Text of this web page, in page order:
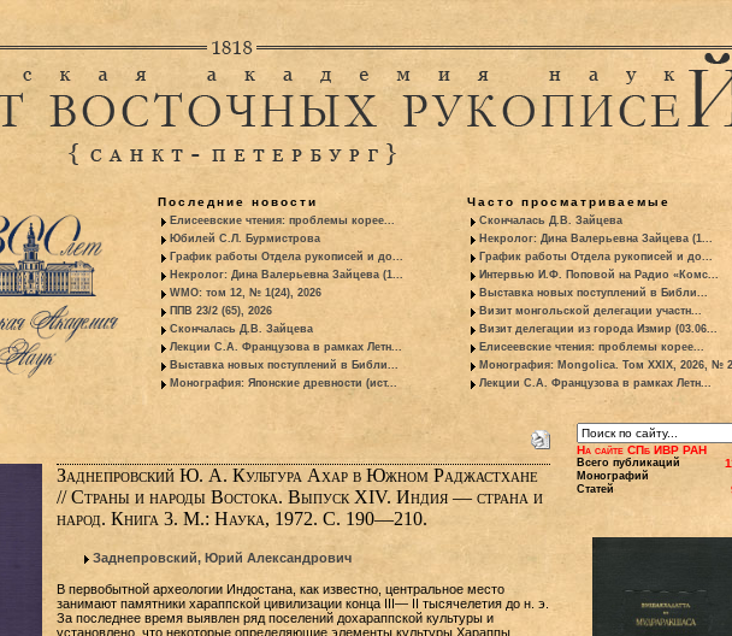
Последние новости
Елисеевские чтения: проблемы корее...
Юбилей С.Л. Бурмистрова
График работы Отдела рукописей и до...
Некролог: Дина Валерьевна Зайцева (1...
WMO: том 12, № 1(24), 2026
ППВ 23/2 (65), 2026
Скончалась Д.В. Зайцева
Лекции С.А. Французова в рамках Летн...
Выставка новых поступлений в Библи...
Монография: Японские древности (ист...
Часто просматриваемые
Скончалась Д.В. Зайцева
Некролог: Дина Валерьевна Зайцева (1...
График работы Отдела рукописей и до...
Интервью И.Ф. Поповой на Радио «Комс...
Выставка новых поступлений в Библи...
Визит монгольской делегации участн...
Визит делегации из города Измир (03.06...
Елисеевские чтения: проблемы корее...
Монография: Mongolica. Том XXIX, 2026, № 2
Лекции С.А. Французова в рамках Летн...
Заднепровский Ю. А. Культура Ахар в Южном Раджастхане
// Страны и народы Востока. Выпуск XIV. Индия — страна и
народ. Книга 3. М.: Наука, 1972. С. 190—210.
Заднепровский, Юрий Александрович
В первобытной археологии Индостана, как известно, центральное место
занимают памятники хараппской цивилизации конца III— II тысячелетия до н. э.
За последнее время выявлен ряд поселений дохараппской культуры и
установлено, что некоторые определяющие элементы культуры Хараппы
На сайте СПб ИВР РАН
Всего публикаций
Монографий
Статей